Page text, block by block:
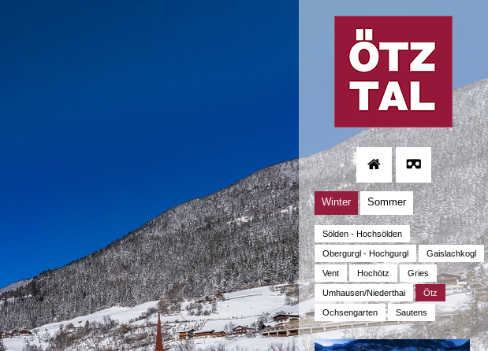
Winter Sommer
Sölden - Hochsölden
Obergurgl - Hochgurgl Gaislachkogl
Vent Hochötz Gries
Umhausen/Niederthai Ötz
Ochsengarten Sautens